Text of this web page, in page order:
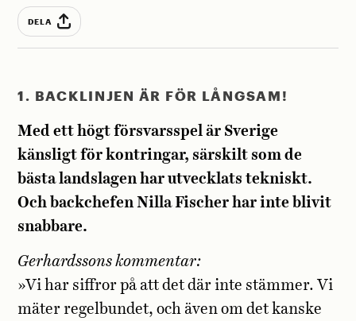
DELA
1. BACKLINJEN ÄR FÖR LÅNGSAM!
Med ett högt försvarsspel är Sverige
känsligt för kontringar, särskilt som de
bästa landslagen har utvecklats tekniskt.
Och backchefen Nilla Fischer har inte blivit
snabbare.
Gerhardssons kommentar:
»Vi har siffror på att det där inte stämmer. Vi
mäter regelbundet, och även om det kanske